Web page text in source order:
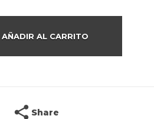
AÑADIR AL CARRITO
Share